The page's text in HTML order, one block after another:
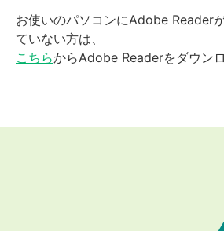
お使いのパソコンにAdobe Reader
ていない方は、
こちらからAdobe Readerをダウン